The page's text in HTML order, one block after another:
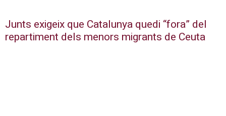
Junts exigeix que Catalunya quedi “fora” del
repartiment dels menors migrants de Ceuta